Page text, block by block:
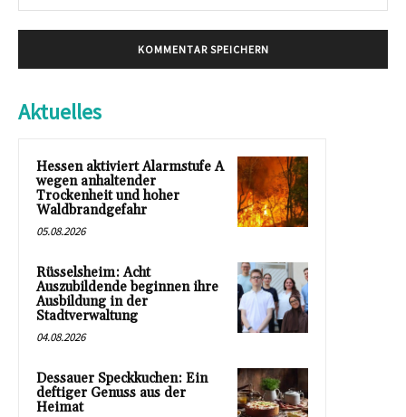
Aktuelles
Hessen aktiviert Alarmstufe A
wegen anhaltender
Trockenheit und hoher
Waldbrandgefahr
05.08.2026
Rüsselsheim: Acht
Auszubildende beginnen ihre
Ausbildung in der
Stadtverwaltung
04.08.2026
Dessauer Speckkuchen: Ein
deftiger Genuss aus der
Heimat